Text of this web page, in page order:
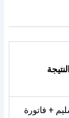
النتيجة
+ فاتورة